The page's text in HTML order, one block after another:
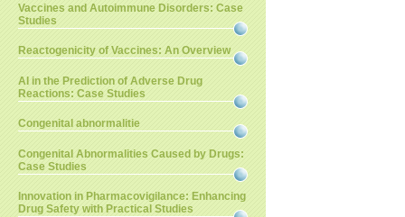
Vaccines and Autoimmune Disorders: Case
Studies
Reactogenicity of Vaccines: An Overview
AI in the Prediction of Adverse Drug
Reactions: Case Studies
Congenital abnormalitie
Congenital Abnormalities Caused by Drugs:
Case Studies
Innovation in Pharmacovigilance: Enhancing
Drug Safety with Practical Studies